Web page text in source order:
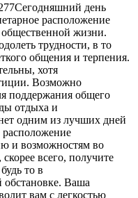
Сегодняшний день
расположение
жизни.
трудности, в то
общения и терпения.
хотя
Возможно
поддержания общего
отдыха и
одним из лучших дней
расположение
и возможностям во
всего, получите
то в
обстановке. Ваша
вам с легкостью